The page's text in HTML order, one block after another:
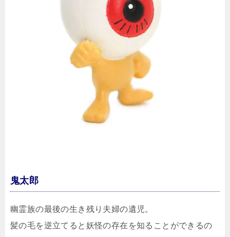
鬼太郎
幽霊族の最後の生き残り夫婦の遺児。
髪の毛を逆立てると妖怪の存在を知ることができるの